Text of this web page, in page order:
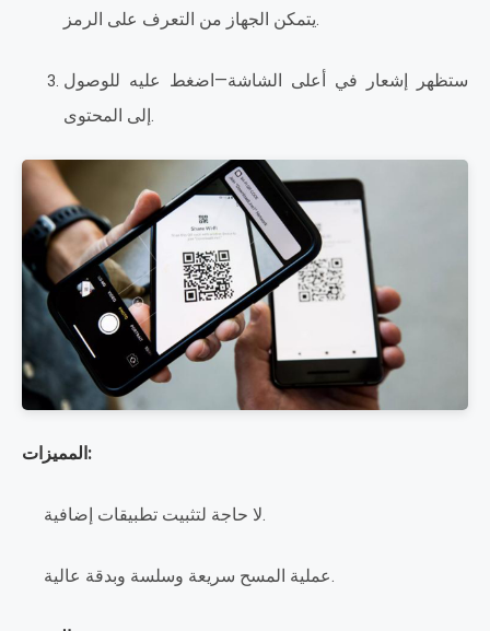
يتمكن الجهاز من التعرف على الرمز.
ستظهر إشعار في أعلى الشاشة—اضغط عليه للوصول
إلى المحتوى.
المميزات:
لا حاجة لتثبيت تطبيقات إضافية.
عملية المسح سريعة وسلسة وبدقة عالية.